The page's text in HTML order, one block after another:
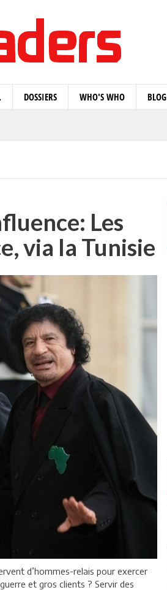
DOSSIERS WHO'S WHO BLOG
Les
via la Tunisie
d’hommes-relais pour exercer
et gros clients ? Servir des